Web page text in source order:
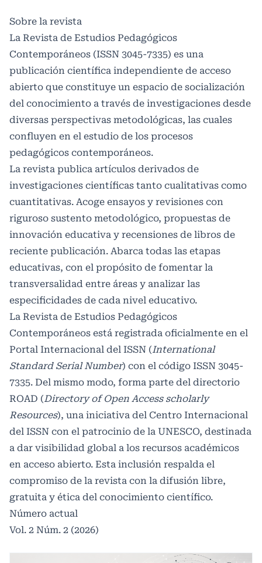
Sobre la revista
La Revista de Estudios Pedagógicos
Contemporáneos (ISSN 3045-7335) es una
publicación científica independiente de acceso
abierto que constituye un espacio de socialización
del conocimiento a través de investigaciones desde
diversas perspectivas metodológicas, las cuales
confluyen en el estudio de los procesos
pedagógicos contemporáneos.
La revista publica artículos derivados de
investigaciones científicas tanto cualitativas como
cuantitativas. Acoge ensayos y revisiones con
riguroso sustento metodológico, propuestas de
innovación educativa y recensiones de libros de
reciente publicación. Abarca todas las etapas
educativas, con el propósito de fomentar la
transversalidad entre áreas y analizar las
especificidades de cada nivel educativo.
La Revista de Estudios Pedagógicos
Contemporáneos está registrada oficialmente en el
Portal Internacional del ISSN (International
Standard Serial Number) con el código ISSN 3045-
7335. Del mismo modo, forma parte del directorio
ROAD (Directory of Open Access scholarly
Resources), una iniciativa del Centro Internacional
del ISSN con el patrocinio de la UNESCO, destinada
a dar visibilidad global a los recursos académicos
en acceso abierto. Esta inclusión respalda el
compromiso de la revista con la difusión libre,
gratuita y ética del conocimiento científico.
Número actual
Vol. 2 Núm. 2 (2026)